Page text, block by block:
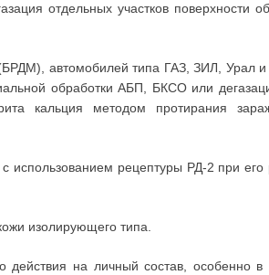
отдельных участков поверхности
автомобилей типа ГАЗ, ЗИЛ, Урал
обработки АБП, БКСО или
кальция методом протирания
использованием рецептуры РД-2 при его
изолирующего типа.
на личный состав, особенно в